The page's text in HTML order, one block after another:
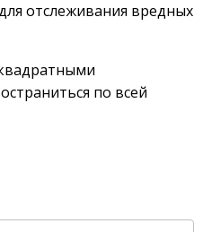
отслеживания вредных
по всей